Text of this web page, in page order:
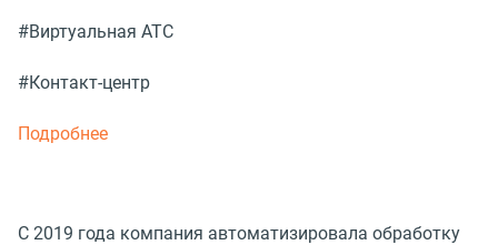
#Виртуальная АТС
#Контакт-центр
Подробнее
С 2019 года компания автоматизировала обработку